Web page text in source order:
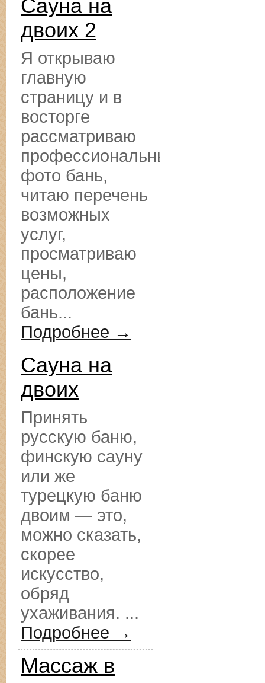
Сауна на
двоих 2
Я открываю
главную
страницу и в
восторге
рассматриваю
профессиональные
фото бань,
читаю перечень
возможных
услуг,
просматриваю
цены,
расположение
бань...
Подробнее →
Сауна на
двоих
Принять
русскую баню,
финскую сауну
или же
турецкую баню
двоим — это,
можно сказать,
скорее
искусство,
обряд
ухаживания. ...
Подробнее →
Массаж в